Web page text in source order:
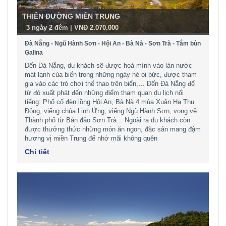
THIÊN ĐƯỜNG MIỀN TRUNG
- 3 ngày 2 đêm | VNĐ 2.070.000
Đà Nẵng - Ngũ Hành Sơn - Hội An - Bà Nà - Sơn Trà - Tắm bùn
Galina
Đến Đà Nẵng, du khách sẽ được hoà mình vào làn nước
mát lạnh của biển trong những ngày hè oi bức, được tham
gia vào các trò chơi thể thao trên biển,… Đến Đà Nẵng để
từ đó xuất phát đến những điểm tham quan du lịch nổi
tiếng: Phố cổ đèn lồng Hội An, Bà Nà 4 mùa Xuân Hạ Thu
Đông, viếng chùa Linh Ứng, viếng Ngũ Hành Sơn, vọng về
Thành phố từ Bán đảo Sơn Trà... Ngoài ra du khách còn
được thưởng thức những món ăn ngon, đặc sản mang đậm
hương vị miền Trung để nhớ mãi không quên
Chi tiết